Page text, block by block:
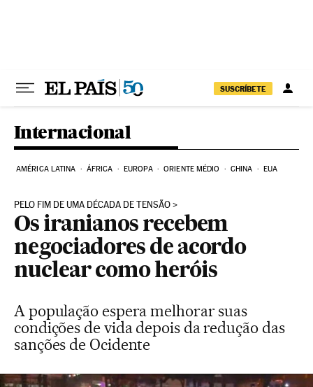
SUSCRÍBETE
Internacional
AMÉRICA LATINA ÁFRICA EUROPA ORIENTE MÉDIO CHINA EUA
PELO FIM DE UMA DÉCADA DE TENSÃO
Os iranianos recebem
negociadores de acordo
nuclear como heróis
A população espera melhorar suas
condições de vida depois da redução das
sanções de Ocidente